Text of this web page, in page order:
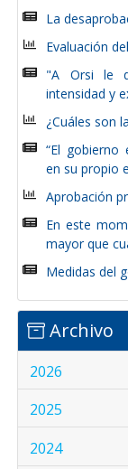
La
Evaluación
"A Orsi le
intensidad y
¿Cuáles son
“El gobierno
en su propio
Aprobación
En este
mayor que
Medidas del
Archivo
2026
2025
2024